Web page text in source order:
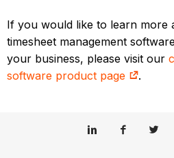
If you would like to learn more
timesheet management
your business, please visit our
software product page
.